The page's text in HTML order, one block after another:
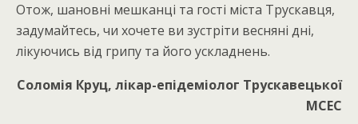
Отож, шановні мешканці та гості міста Трускавця,
задумайтесь, чи хочете ви зустріти весняні дні,
лікуючись від грипу та його ускладнень.
Соломія Круц, лікар-епідеміолог Трускавецької
МСЕС